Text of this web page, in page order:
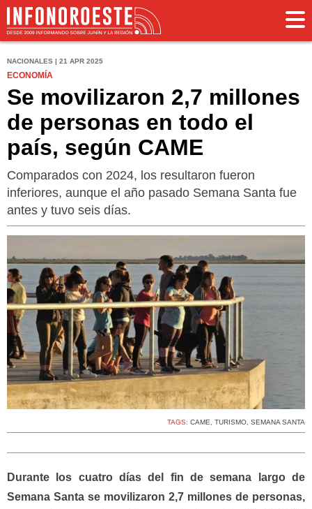
NACIONALES | 21 APR 2025
ECONOMÍA
Se movilizaron 2,7 millones
de personas en todo el
país, según CAME
Comparados con 2024, los resultaron fueron
inferiores, aunque el año pasado Semana Santa fue
antes y tuvo seis días.
TAGS: CAME, TURISMO, SEMANA SANTA
Durante los cuatro días del fin de semana largo de
Semana Santa se movilizaron 2,7 millones de personas,